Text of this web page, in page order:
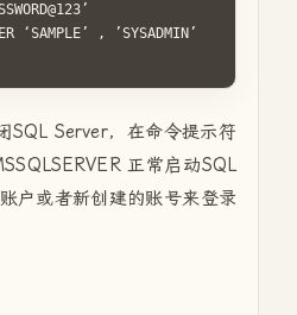
‘SAMPLE’ , ’SYSADMIN’
SQL Server，在命令提示符
正常启动SQL
户或者新创建的账号来登录